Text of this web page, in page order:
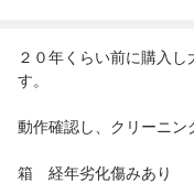
２０年くらい前に購入
す。
動作確認し、クリーニン
箱 経年劣化傷みあり